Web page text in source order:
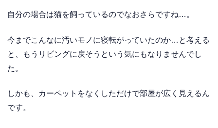
自分の場合は猫を飼っているのでなおさらですね…。
今までこんなに汚いモノに寝転がっていたのか…と考える
と、もうリビングに戻そうという気にもなりませんでし
た。
しかも、カーペットをなくしただけで部屋が広く見えるん
です。